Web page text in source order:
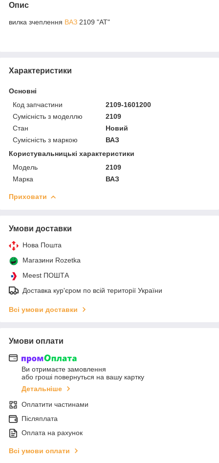
Опис
вилка зчеплення ВАЗ 2109 "АТ"
Характеристики
Основні
Код запчастини
2109-1601200
Сумісність з моделлю
2109
Стан
Новий
Сумісність з маркою
ВАЗ
Користувальницькі характеристики
Мoдель
2109
Марка
ВАЗ
Приховати
Умови доставки
Нова Пошта
Магазини Rozetka
Meest ПОШТА
Доставка кур'єром по всій території України
Всі умови доставки
Умови оплати
Ви отримаєте замовлення
або гроші повернуться на вашу картку
Детальніше
Оплатити частинами
Післяплата
Оплата на рахунок
Всі умови оплати